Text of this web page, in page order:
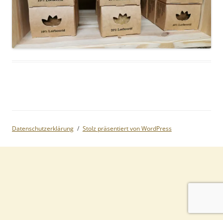
Datenschutzerklärung Stolz präsentiert von WordPress